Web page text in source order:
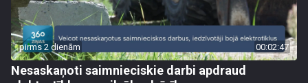
pirms 2 dienām 00:02:47
Nesaskaņoti saimnieciskie darbi apdraud